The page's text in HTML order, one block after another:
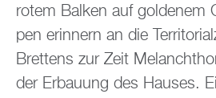
rotem Bal­ken auf gol­de­nem
pen er­in­nern an die
Brettens zur Zeit
der Er­bau­ung des Hau­ses.